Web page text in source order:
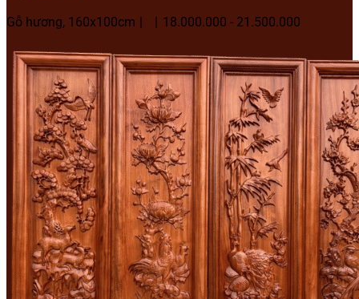
Gỗ hương, 160x100cm
18.000.000 - 21.500.000